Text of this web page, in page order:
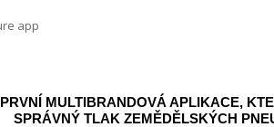
PRVNÍ MULTIBRANDOVÁ APLIKACE,
SPRÁVNÝ TLAK ZEMĚDĚLSKÝCH